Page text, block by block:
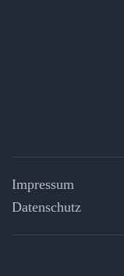
Impressum
Datenschutz